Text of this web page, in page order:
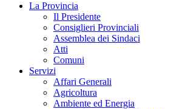
La Provincia
Il Presidente
Consiglieri Provinciali
Assemblea dei Sindaci
Atti
Comuni
Servizi
Affari Generali
Agricoltura
Ambiente ed Energia